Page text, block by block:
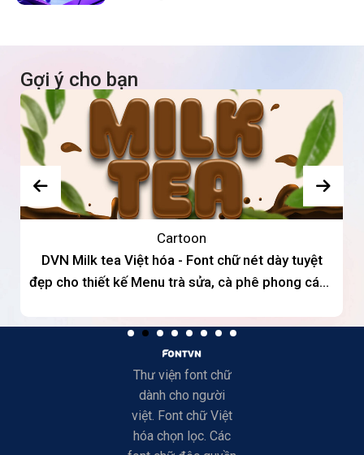
Gợi ý cho bạn
Cartoon
DVN Milk tea Việt hóa - Font chữ nét dày tuyệt
đẹp cho thiết kế Menu trà sửa, cà phê phong cách
Thư viện font chữ
dành cho người
việt. Font chữ Việt
hóa chọn lọc. Các